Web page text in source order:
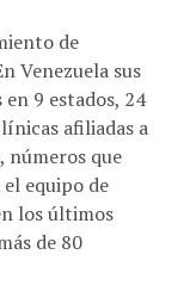
de
Venezuela sus
9 estados, 24
afiliadas a
números que
equipo de
los últimos
de 80